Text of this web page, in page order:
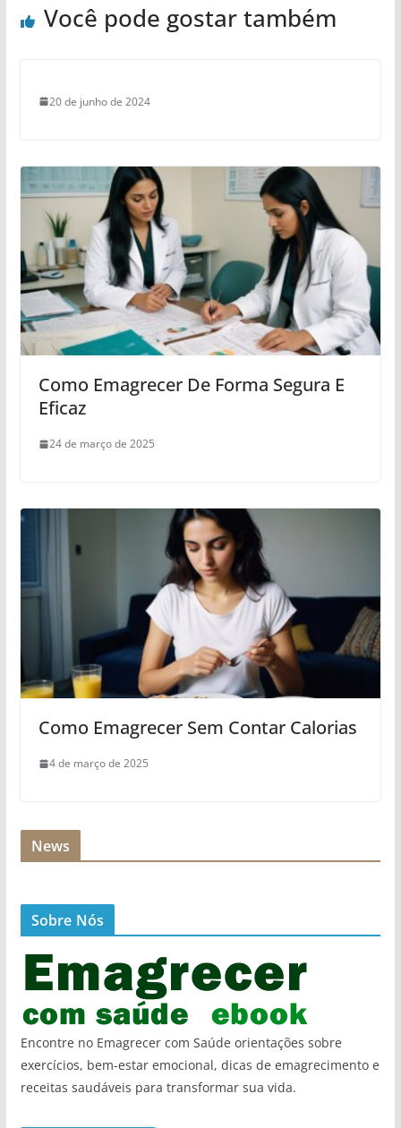
Você pode gostar também
20 de junho de 2024
Como Emagrecer De Forma Segura E
Eficaz
24 de março de 2025
Como Emagrecer Sem Contar Calorias
4 de março de 2025
News
Sobre Nós
Encontre no Emagrecer com Saúde orientações sobre
exercícios, bem-estar emocional, dicas de emagrecimento e
receitas saudáveis para transformar sua vida.